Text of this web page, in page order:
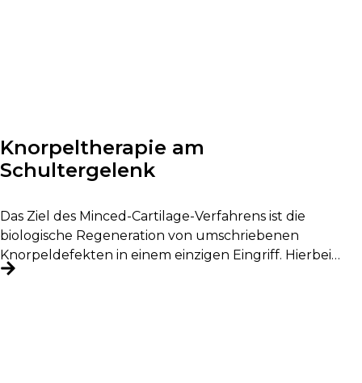
Knorpeltherapie am
Schultergelenk
Das Ziel des Minced-Cartilage-Verfahrens ist die
biologische Regeneration von umschriebenen
Knorpeldefekten in einem einzigen Eingriff. Hierbei
wird körpereigenes Knorpelgewebe entnommen,...